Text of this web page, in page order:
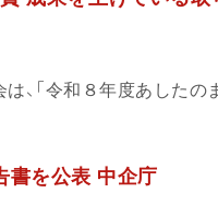
、「令和８年度あしたの
書を公表 中企庁